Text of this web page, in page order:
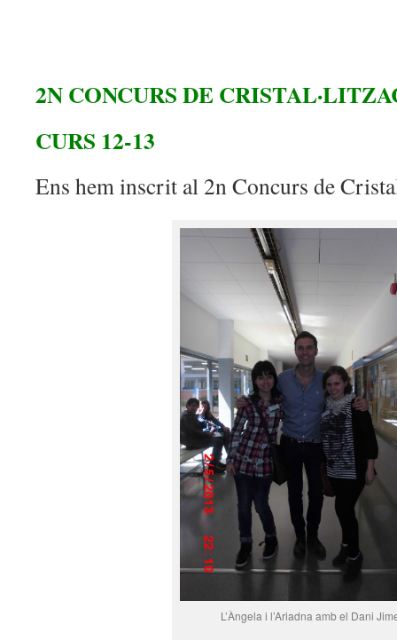
2N CONCURS DE
CURS 12-13
Ens hem inscrit al 2n Concurs de
L’Àngela i l’Ariadna amb el Dani